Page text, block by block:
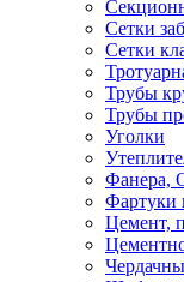
Сетки
Сетки
Трубы
Трубы
Уголки
Фанера,
Фартуки
Цемент,